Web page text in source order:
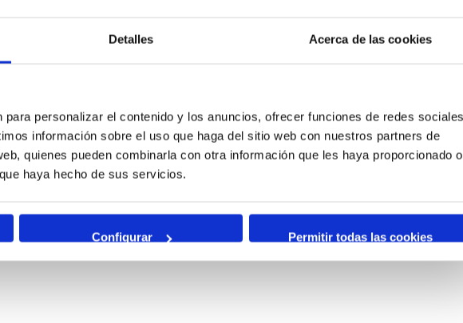
Detalles Acerca de las cookies
personalizar el contenido y los anuncios, ofrecer funciones de redes sociales
información sobre el uso que haga del sitio web con nuestros partners de
quienes pueden combinarla con otra información que les haya proporcionado o
haya hecho de sus servicios.
Configurar Permitir todas las cookies